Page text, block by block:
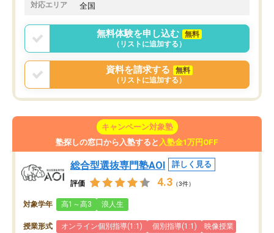
対応エリア 全国
無料体験を申し込む
無料
（リストに追加する）
資料を請求する
無料
（リストに追加する）
キャンペーン対象塾
塾探しの窓口から入塾すると 入塾金1万円OFF
総合型選抜専門塾AOI 詳しく見る
評価 4.3 （3件）
対象学年 高1～高3 浪人生
授業形式 オンライン個別指導(1:1) 個別指導(1:1)
映像授業